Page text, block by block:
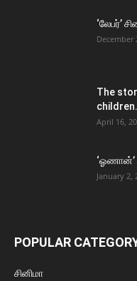
‘லேபர்’
December
The
April 16,
‘ஓணான்’
January 2,
POPULAR
சினிமா